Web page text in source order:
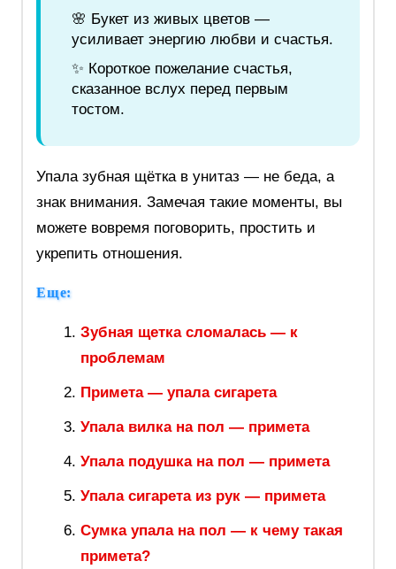
🌸 Букет из живых цветов —
усиливает энергию любви и счастья.
✨ Короткое пожелание счастья,
сказанное вслух перед первым
тостом.
Упала зубная щётка в унитаз — не беда, а
знак внимания. Замечая такие моменты, вы
можете вовремя поговорить, простить и
укрепить отношения.
Еще:
Зубная щетка сломалась — к
проблемам
Примета — упала сигарета
Упала вилка на пол — примета
Упала подушка на пол — примета
Упала сигарета из рук — примета
Сумка упала на пол — к чему такая
примета?